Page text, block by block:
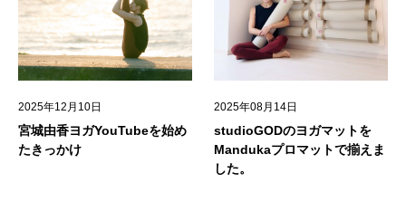
2025年12月10日
宮城由香ヨガYouTubeを始め
たきっかけ
2025年08月14日
studioGODのヨガマットを
Mandukaプロマットで揃えま
した。